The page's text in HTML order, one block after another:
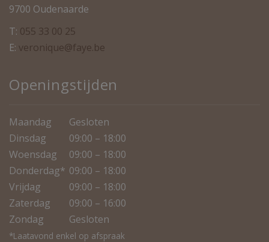
9700 Oudenaarde
T: 055 33 00 25
E: veronique@faye.be
Openingstijden
Maandag
Gesloten
Dinsdag
09:00 – 18:00
Woensdag
09:00 – 18:00
Donderdag* 09:00 – 18:00
Vrijdag
09:00 – 18:00
Zaterdag
09:00 – 16:00
Zondag
Gesloten
*Laatavond enkel op afspraak